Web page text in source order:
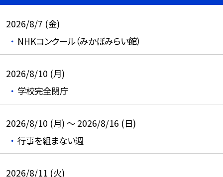
2026/8/7 (金)
NHKコンクール（みかぼみらい館）
2026/8/10 (月)
学校完全閉庁
2026/8/10 (月) ～ 2026/8/16 (日)
行事を組まない週
2026/8/11 (火)